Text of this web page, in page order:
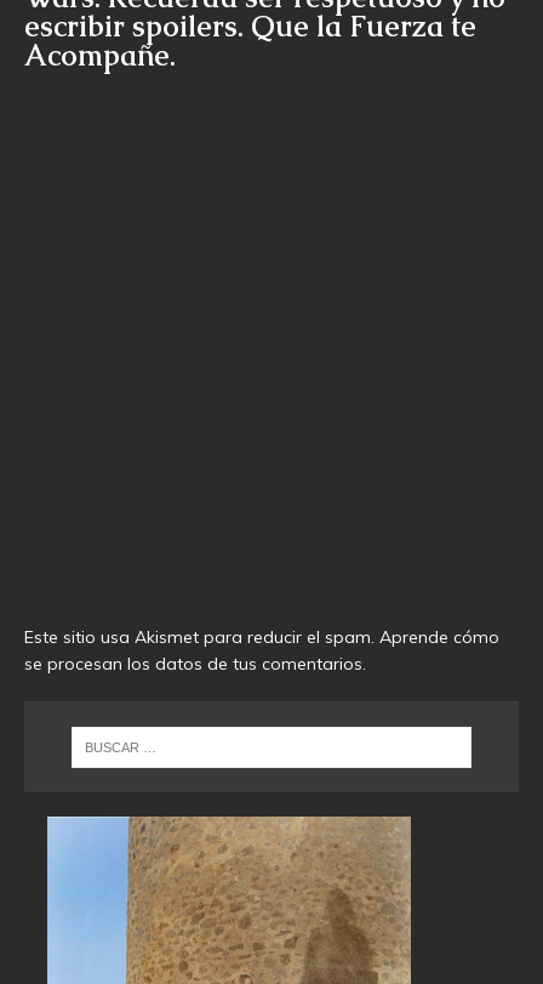
escribir spoilers. Que la Fuerza te
Acompañe.
Este sitio usa Akismet para reducir el spam. Aprende cómo
se procesan los datos de tus comentarios.